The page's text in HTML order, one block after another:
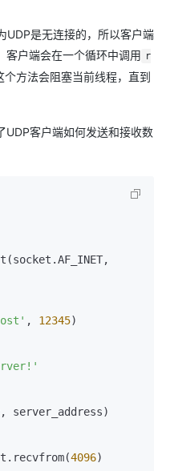
UDP是无连接的，所以客户端
客户端会在一个循环中调用 r
方法会阻塞当前线程，直到
UDP客户端如何发送和接收数
, 12345)
server_address)
4096)